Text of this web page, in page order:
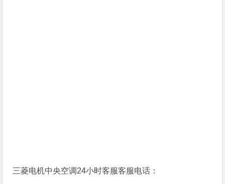
三菱电机中央空调24小时客服客服电话：